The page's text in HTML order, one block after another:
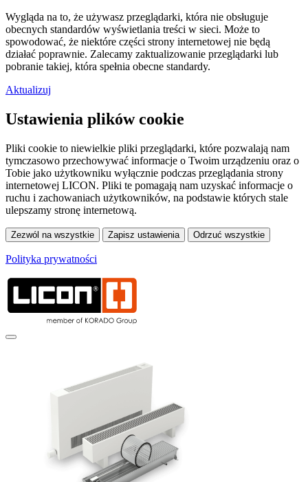
Wygląda na to, że używasz przeglądarki, która nie obsługuje
obecnych standardów wyświetlania treści w sieci. Może to
spowodować, że niektóre części strony internetowej nie będą
działać poprawnie. Zalecamy zaktualizowanie przeglądarki lub
pobranie takiej, która spełnia obecne standardy.
Aktualizuj
Ustawienia plików cookie
Pliki cookie to niewielkie pliki przeglądarki, które pozwalają nam
tymczasowo przechowywać informacje o Twoim urządzeniu oraz o
Tobie jako użytkowniku wyłącznie podczas przeglądania strony
internetowej LICON. Pliki te pomagają nam uzyskać informacje o
ruchu i zachowaniach użytkowników, na podstawie których stale
ulepszamy stronę internetową.
Polityka prywatności